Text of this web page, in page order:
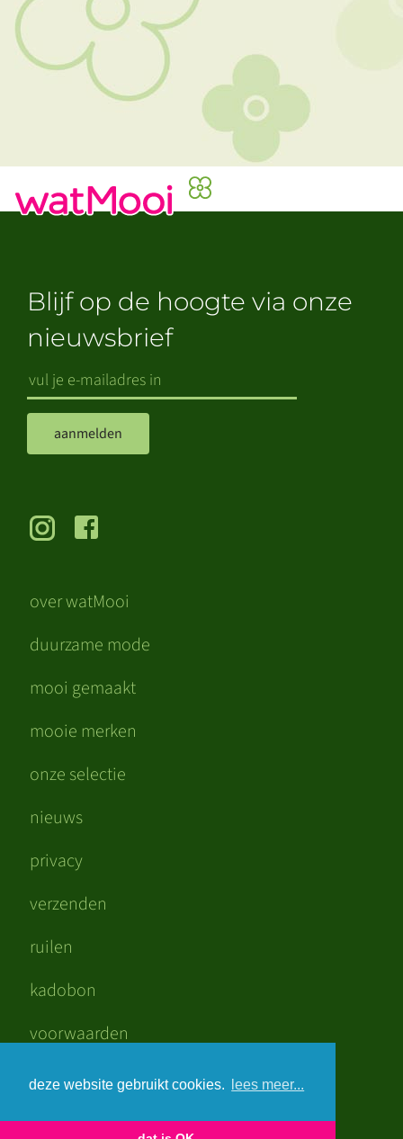
deze website gebruikt cookies. lees meer...
over watMooi
duurzame mode
mooi gemaakt
mooie merken
onze selectie
nieuws
privacy
verzenden
ruilen
kadobon
voorwaarden
mooi verdiend
Blijf op de hoogte via onze
nieuwsbrief
aanmelden